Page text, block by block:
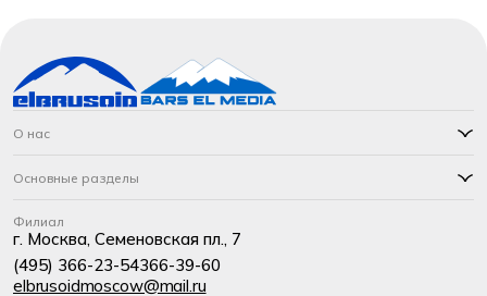
О нас
Основные разделы
Филиал
г. Москва, Семеновская пл., 7
(495) 366-23-54366-39-60
elbrusoidmoscow@mail.ru